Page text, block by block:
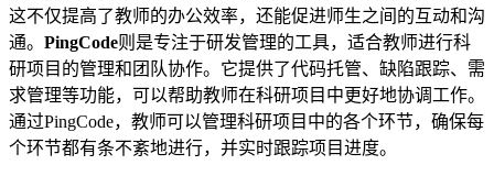
这不仅提高了教师的办公效率，还能促进师生之间的互动和沟
通。 PingCode则是专注于研发管理的工具，适合教师进行科
研项目的管理和团队协作。它提供了代码托管、缺陷跟踪、需
求管理等功能，可以帮助教师在科研项目中更好地协调工作。
通过PingCode，教师可以管理科研项目中的各个环节，确保每
个环节都有条不紊地进行，并实时跟踪项目进度。